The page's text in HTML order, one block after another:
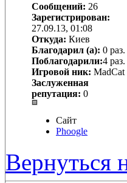
Сообщений: 26
Зарегистрирован:
27.09.13, 01:08
Откуда: Киев
Благодарил (а): 0 раз.
Поблагодарили:4 раз.
Игровой ник: MadCat
Заслуженная
репутация: 0
Сайт
Phoogle
Вернуться